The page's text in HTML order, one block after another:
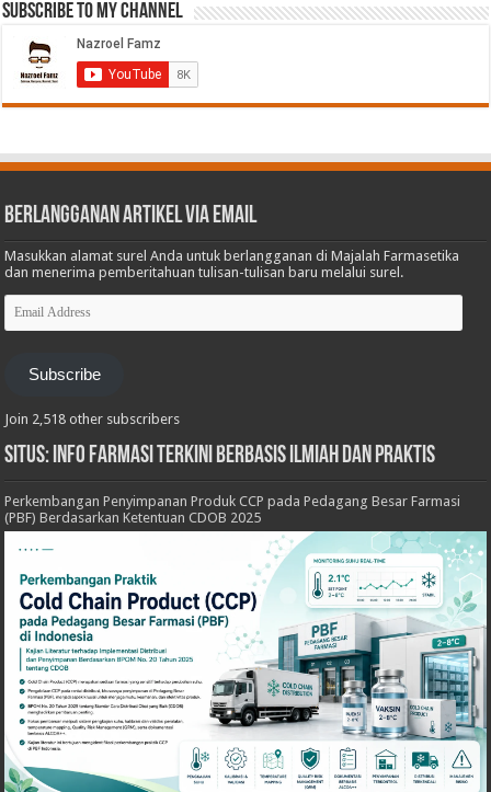
Subscribe to My Channel
Berlangganan Artikel via Email
Masukkan alamat surel Anda untuk berlangganan di Majalah Farmasetika
dan menerima pemberitahuan tulisan-tulisan baru melalui surel.
Email
Address
Subscribe
Join 2,518 other subscribers
Situs: Info Farmasi Terkini Berbasis Ilmiah dan Praktis
Perkembangan Penyimpanan Produk CCP pada Pedagang Besar Farmasi
(PBF) Berdasarkan Ketentuan CDOB 2025